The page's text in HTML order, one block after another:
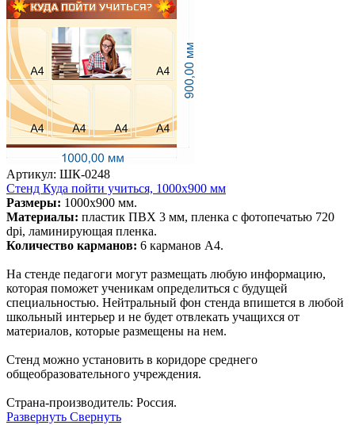
Артикул: ШК-0248
Стенд Куда пойти учиться, 1000х900 мм
Размеры: 1000х900 мм.
Материалы: пластик ПВХ 3 мм, пленка с фотопечатью 720
dpi, ламинирующая пленка.
Количество карманов: 6 карманов А4.
На стенде педагоги могут размещать любую информацию,
которая поможет ученикам определиться с будущей
специальностью. Нейтральный фон стенда впишется в любой
школьный интерьер и не будет отвлекать учащихся от
материалов, которые размещены на нем.
Стенд можно установить в коридоре среднего
общеобразовательного учреждения.
Страна-производитель: Россия.
Развернуть Свернуть